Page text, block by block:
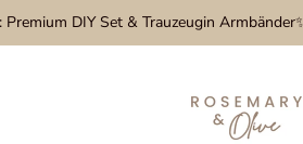
: Premium DIY Set & Trauzeugin